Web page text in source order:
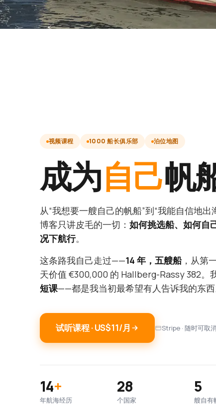
视频课程 1000 船长俱乐部 泊位地图
成为自己帆
从“我想要一艘自己的帆船”到“我能自信地出
博客只讲皮毛的一切： 如何挑选船、如何自
况下航行。
这条路我自己走过——14 年，五艘船，从第
天价值 €300,000 的 Hallberg-Rassy 382。
短课——都是我当初最希望有人告诉我的东西
试听课程 · US$11/月 Stripe · 随时可取消
14+
年航海经历
28
个国家
5
艘自有